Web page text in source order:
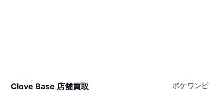
Clove Base 店舗買取
ポケ ワンピ